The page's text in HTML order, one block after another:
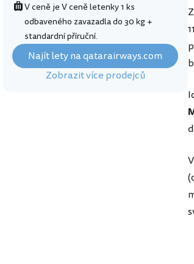
V ceně je V ceně letenky 1 ks
odbaveného zavazadla do 30 kg +
standardní příruční.
Najít lety na qatarairways.com
Zobrazit více prodejců